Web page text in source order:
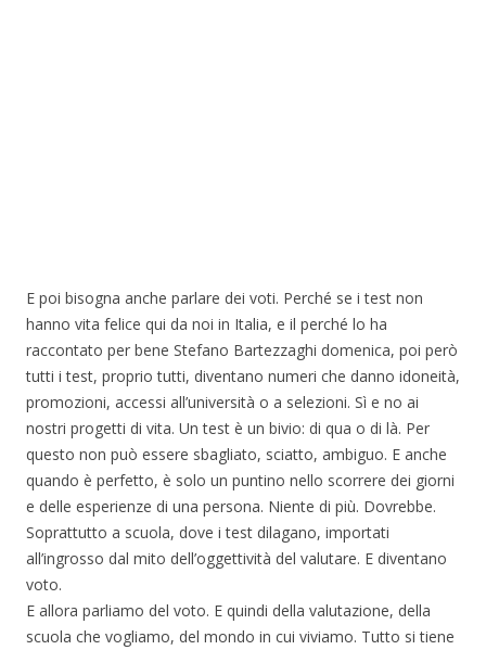
E poi bisogna anche parlare dei voti. Perché se i test non
hanno vita felice qui da noi in Italia, e il perché lo ha
raccontato per bene Stefano Bartezzaghi domenica, poi però
tutti i test, proprio tutti, diventano numeri che danno idoneità,
promozioni, accessi all’università o a selezioni. Sì e no ai
nostri progetti di vita. Un test è un bivio: di qua o di là. Per
questo non può essere sbagliato, sciatto, ambiguo. E anche
quando è perfetto, è solo un puntino nello scorrere dei giorni
e delle esperienze di una persona. Niente di più. Dovrebbe.
Soprattutto a scuola, dove i test dilagano, importati
all’ingrosso dal mito dell’oggettività del valutare. E diventano
voto.
E allora parliamo del voto. E quindi della valutazione, della
scuola che vogliamo, del mondo in cui viviamo. Tutto si tiene